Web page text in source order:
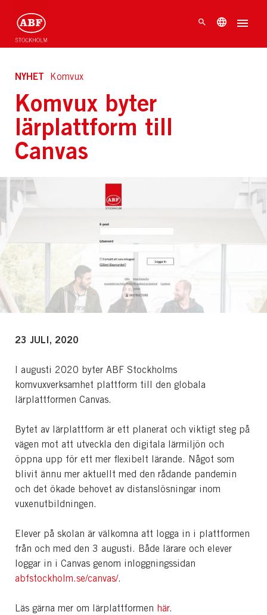
NYHET Komvux
Komvux byter
lärplattform till
Canvas
23 JULI, 2020
I augusti 2020 byter ABF Stockholms
komvuxverksamhet plattform till den globala
lärplattformen Canvas.
Bytet av lärplattform är ett planerat och viktigt steg på
vägen mot att utveckla den digitala lärmiljön och
öppna upp för ett mer flexibelt lärande. Något som
blivit ännu mer aktuellt med den rådande pandemin
och det ökade behovet av distanslösningar inom
vuxenutbildningen.
Elever på skolan är välkomna att logga in i plattformen
från och med den 3 augusti. Både lärare och elever
loggar in i Canvas genom inloggningssidan
abfstockholm.se/canvas/.
Läs gärna mer om lärplattformen här.